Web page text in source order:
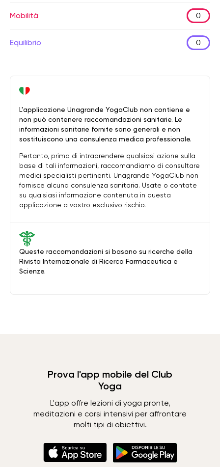
Mobilità 0
Equilibrio 0
Queste raccomandazioni si basano su ricerche della
Rivista Internazionale di Ricerca Farmaceutica e
Scienze.
L'applicazione Unagrande YogaClub non contiene e
non può contenere raccomandazioni sanitarie. Le
informazioni sanitarie fornite sono generali e non
sostituiscono una consulenza medica professionale.
Pertanto, prima di intraprendere qualsiasi azione sulla
base di tali informazioni, raccomandiamo di consultare
medici specialisti pertinenti. Unagrande YogaClub non
fornisce alcuna consulenza sanitaria. Usate o contate
su qualsiasi informazione contenuta in questa
applicazione a vostro esclusivo rischio.
Prova l'app mobile del Club
Yoga
L'app offre lezioni di yoga pronte,
meditazioni e corsi intensivi per affrontare
molti tipi di obiettivi.